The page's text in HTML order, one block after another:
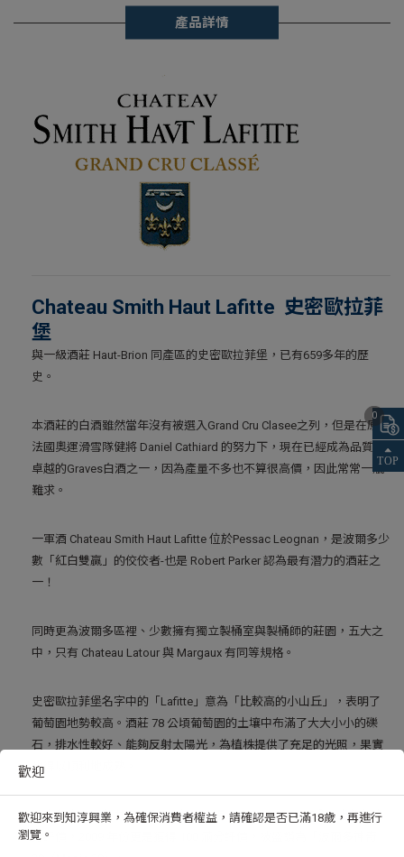
歡迎
歡迎來到知淳興業，為確保消費者權益，請確認是否已滿18歲，再進行
瀏覽。
產品詳情
Chateau Smith Haut Lafitte 史密歐拉菲
堡
與一級酒莊 Haut-Brion 同產區的史密歐拉菲堡，已有659多年的歷
史。
本酒莊的白酒雖然當年沒有被選入Grand Cru Clasee之列，但是在原為
法國奧運滑雪隊健將 Daniel Cathiard 的努力下，現在已經成為品質最
卓越的Graves白酒之一，因為產量不多也不算很高價，因此常常一瓶
難求。
一軍酒 Chateau Smith Haut Lafitte 位於Pessac Leognan，是波爾多少
數「紅白雙贏」的佼佼者-也是 Robert Parker 認為最有潛力的酒莊之
一！
同時更為波爾多區裡、少數擁有獨立製桶室與製桶師的莊園，五大之
中，只有 Chateau Latour 與 Margaux 有同等規格。
史密歐拉菲堡名字中的「Lafitte」意為「比較高的小山丘」，表明了
葡萄園地勢較高。酒莊 78 公頃葡萄園的土壤中布滿了大大小小的礫
石，排水性較好、能夠反射太陽光，為植株提供了充足的光照，果實
也得以順利地成熟。
近十年來，酒莊共有7個年份紅酒獲得 Robert Parker 95分以上的超高
分評價，2009 年份更是獲得 100 滿分評價，被盛讚為「波爾多神奇
0